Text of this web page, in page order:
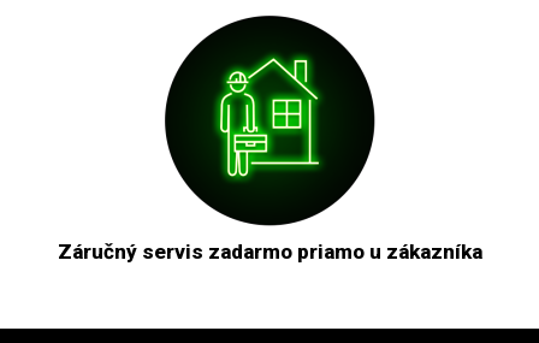
Záručný servis zadarmo priamo u zákazníka